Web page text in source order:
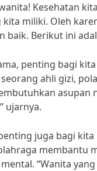
Kesehatan
kita miliki. Oleh
baik. Berikut ini
penting bagi
ahli gizi,
ujarnya.
juga bagi
membantu
“Wanita